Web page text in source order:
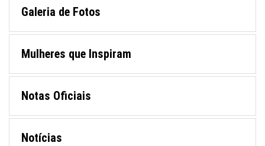
Galeria de Fotos
Mulheres que Inspiram
Notas Oficiais
Notícias